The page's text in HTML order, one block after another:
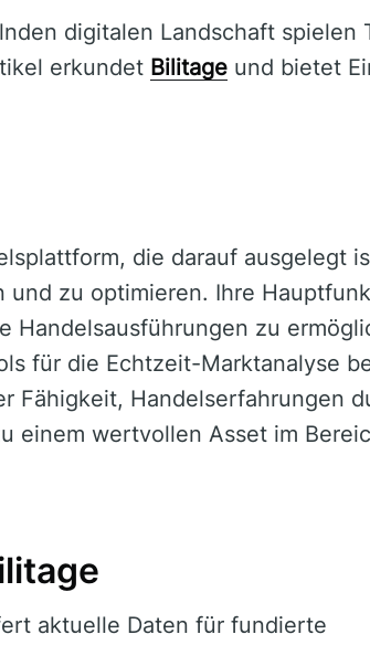
digitalen Landschaft spielen
erkundet Bilitage und bietet
die darauf ausgelegt
und zu optimieren. Ihre
Handelsausführungen zu
für die Echtzeit-Marktanalyse
Fähigkeit, Handelserfahrungen
einem wertvollen Asset im
aktuelle Daten für fundierte